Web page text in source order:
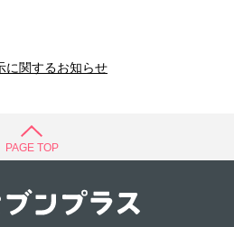
に関するお知らせ
PAGE TOP